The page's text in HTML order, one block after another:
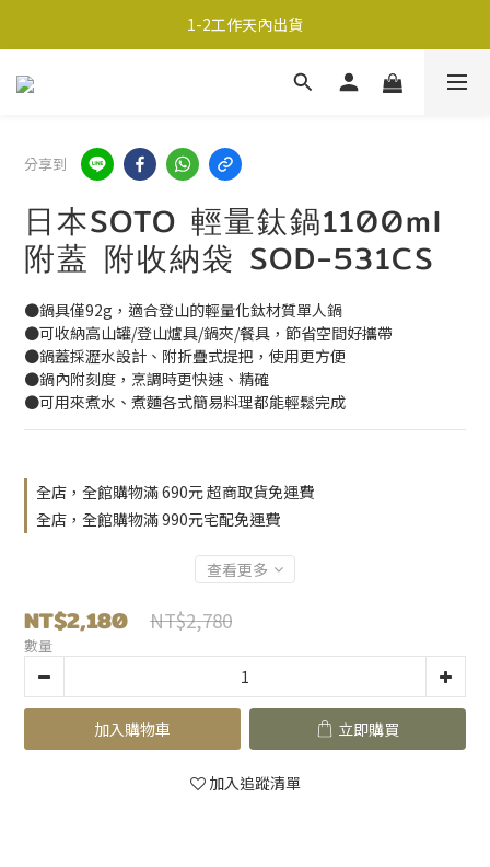
超商取貨690免運；宅配990免運
1-2工作天內出貨
超商取貨690免運；宅配990免運
分享到
日本SOTO 輕量鈦鍋1100ml
附蓋 附收納袋 SOD-531CS
●鍋具僅92g，適合登山的輕量化鈦材質單人鍋
●可收納高山罐/登山爐具/鍋夾/餐具，節省空間好攜帶
●鍋蓋採瀝水設計、附折疊式提把，使用更方便
●鍋內附刻度，烹調時更快速、精確
●可用來煮水、煮麵各式簡易料理都能輕鬆完成
全店，全館購物滿 690元 超商取貨免運費
全店，全館購物滿 990元宅配免運費
查看更多
NT$2,180 NT$2,780
數量
加入購物車 立即購買
加入追蹤清單